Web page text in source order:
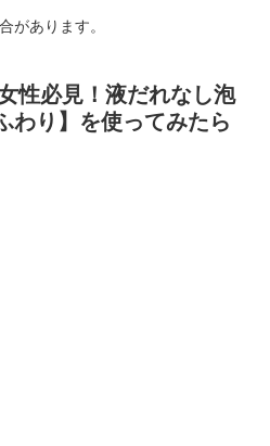
があります。
性必見！液だれなし泡
わり】を使ってみたら